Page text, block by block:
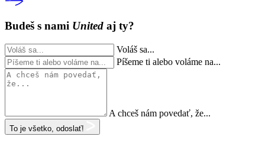
Budeš s nami United aj ty?
Voláš sa...
Píšeme ti alebo voláme na...
A chceš nám povedať, že...
To je všetko, odoslať!